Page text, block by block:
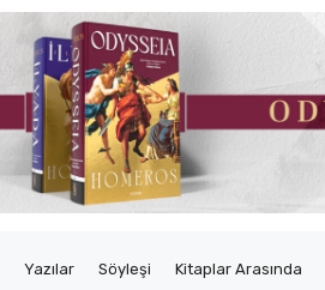
Yazılar Söyleşi Kitaplar Arasında